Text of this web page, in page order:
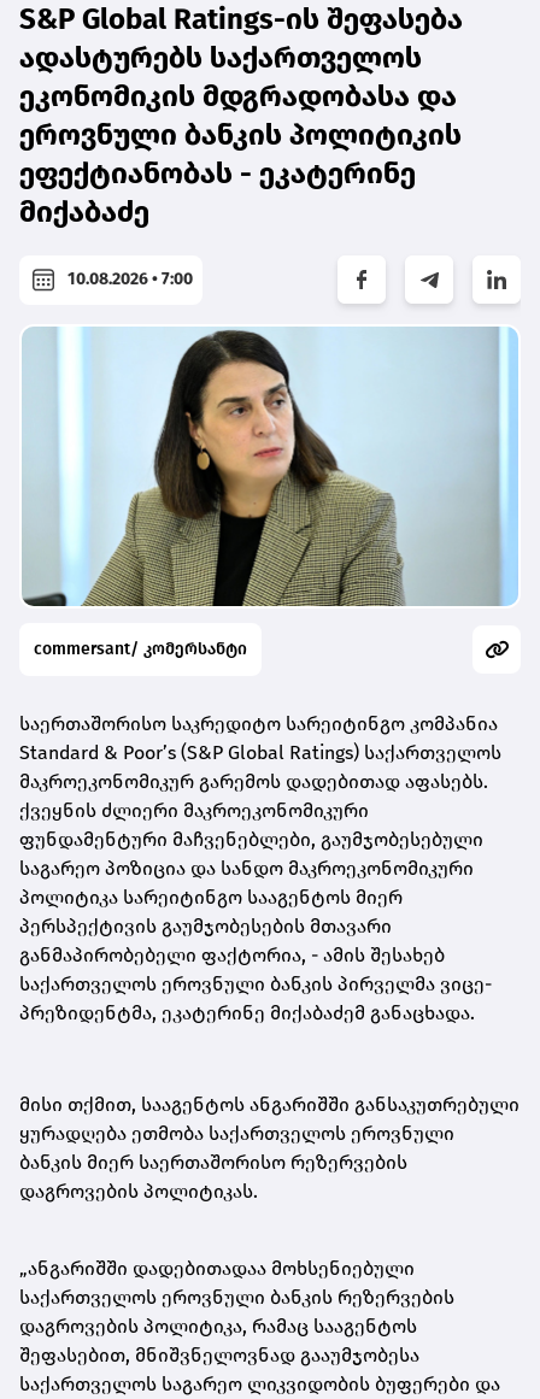
S&P Global Ratings-ის შეფასება
ადასტურებს საქართველოს
ეკონომიკის მდგრადობასა და
ეროვნული ბანკის პოლიტიკის
ეფექტიანობას - ეკატერინე
მიქაბაძე
10.08.2026 • 7:00
commersant/ კომერსანტი
საერთაშორისო საკრედიტო სარეიტინგო კომპანია
Standard & Poor’s (S&P Global Ratings) საქართველოს
მაკროეკონომიკურ გარემოს დადებითად აფასებს.
ქვეყნის ძლიერი მაკროეკონომიკური
ფუნდამენტური მაჩვენებლები, გაუმჯობესებული
საგარეო პოზიცია და სანდო მაკროეკონომიკური
პოლიტიკა სარეიტინგო სააგენტოს მიერ
პერსპექტივის გაუმჯობესების მთავარი
განმაპირობებელი ფაქტორია, - ამის შესახებ
საქართველოს ეროვნული ბანკის პირველმა ვიცე-
პრეზიდენტმა, ეკატერინე მიქაბაძემ განაცხადა.
მისი თქმით, სააგენტოს ანგარიშში განსაკუთრებული
ყურადღება ეთმობა საქართველოს ეროვნული
ბანკის მიერ საერთაშორისო რეზერვების
დაგროვების პოლიტიკას.
„ანგარიშში დადებითადაა მოხსენიებული
საქართველოს ეროვნული ბანკის რეზერვების
დაგროვების პოლიტიკა, რამაც სააგენტოს
შეფასებით, მნიშვნელოვნად გააუმჯობესა
საქართველოს საგარეო ლიკვიდობის ბუფერები და